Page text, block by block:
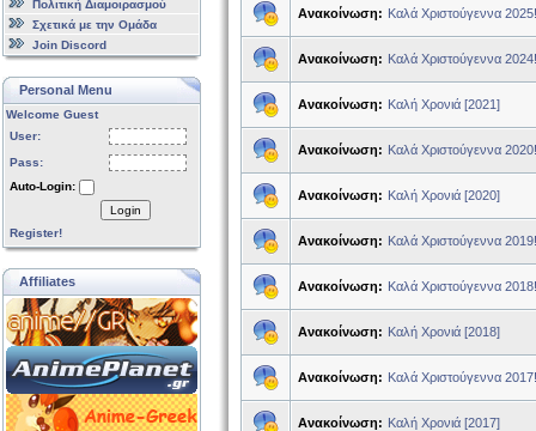
Πολιτική Διαμοιρασμού
Σχετικά με την Ομάδα
Join Discord
Personal Menu
Welcome Guest
User:
Pass:
Auto-Login:
Login
Register!
Affiliates
Ανακοίνωση: Καλά Χριστούγεννα 2025!
Ανακοίνωση: Καλά Χριστούγεννα 2024!
Ανακοίνωση: Καλή Χρονιά [2021]
Ανακοίνωση: Καλά Χριστούγεννα 2020!
Ανακοίνωση: Καλή Χρονιά [2020]
Ανακοίνωση: Καλά Χριστούγεννα 2019!
Ανακοίνωση: Καλά Χριστούγεννα 2018!
Ανακοίνωση: Καλή Χρονιά [2018]
Ανακοίνωση: Καλά Χριστούγεννα 2017!
Ανακοίνωση: Καλή Χρονιά [2017]